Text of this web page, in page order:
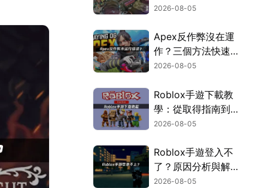
方式！
2026-08-05
Apex反作弊沒在運
作？三個方法快速解
決！
2026-08-05
Roblox手遊下載教
學：從取得指南到登
入疑難排解！
2026-08-05
Roblox手遊登入不
了？原因分析與解決
方案！
2026-08-05